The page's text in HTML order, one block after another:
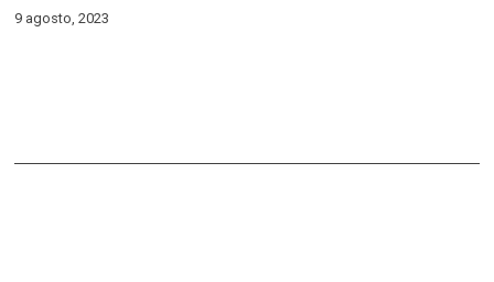
9 agosto, 2023